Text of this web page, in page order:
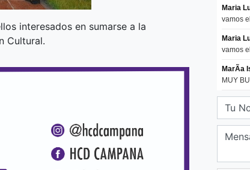
interesados en sumarse a la
Cultural.